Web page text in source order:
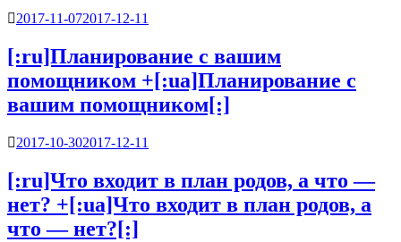
2017-11-072017-12-11
[:ru]Планирование с вашим
помощником +[:ua]Планирование с
вашим помощником[:]
2017-10-302017-12-11
[:ru]Что входит в план родов, а что —
нет? +[:ua]Что входит в план родов, а
что — нет?[:]